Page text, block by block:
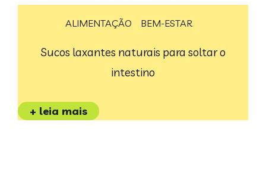
ALIMENTAÇÃO BEM-ESTAR
Sucos laxantes naturais para soltar o
intestino
+ leia mais